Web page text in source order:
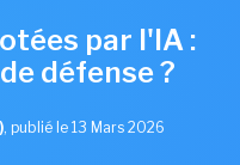
par l'IA :
défense ?
, publié le 13 Mars 2026